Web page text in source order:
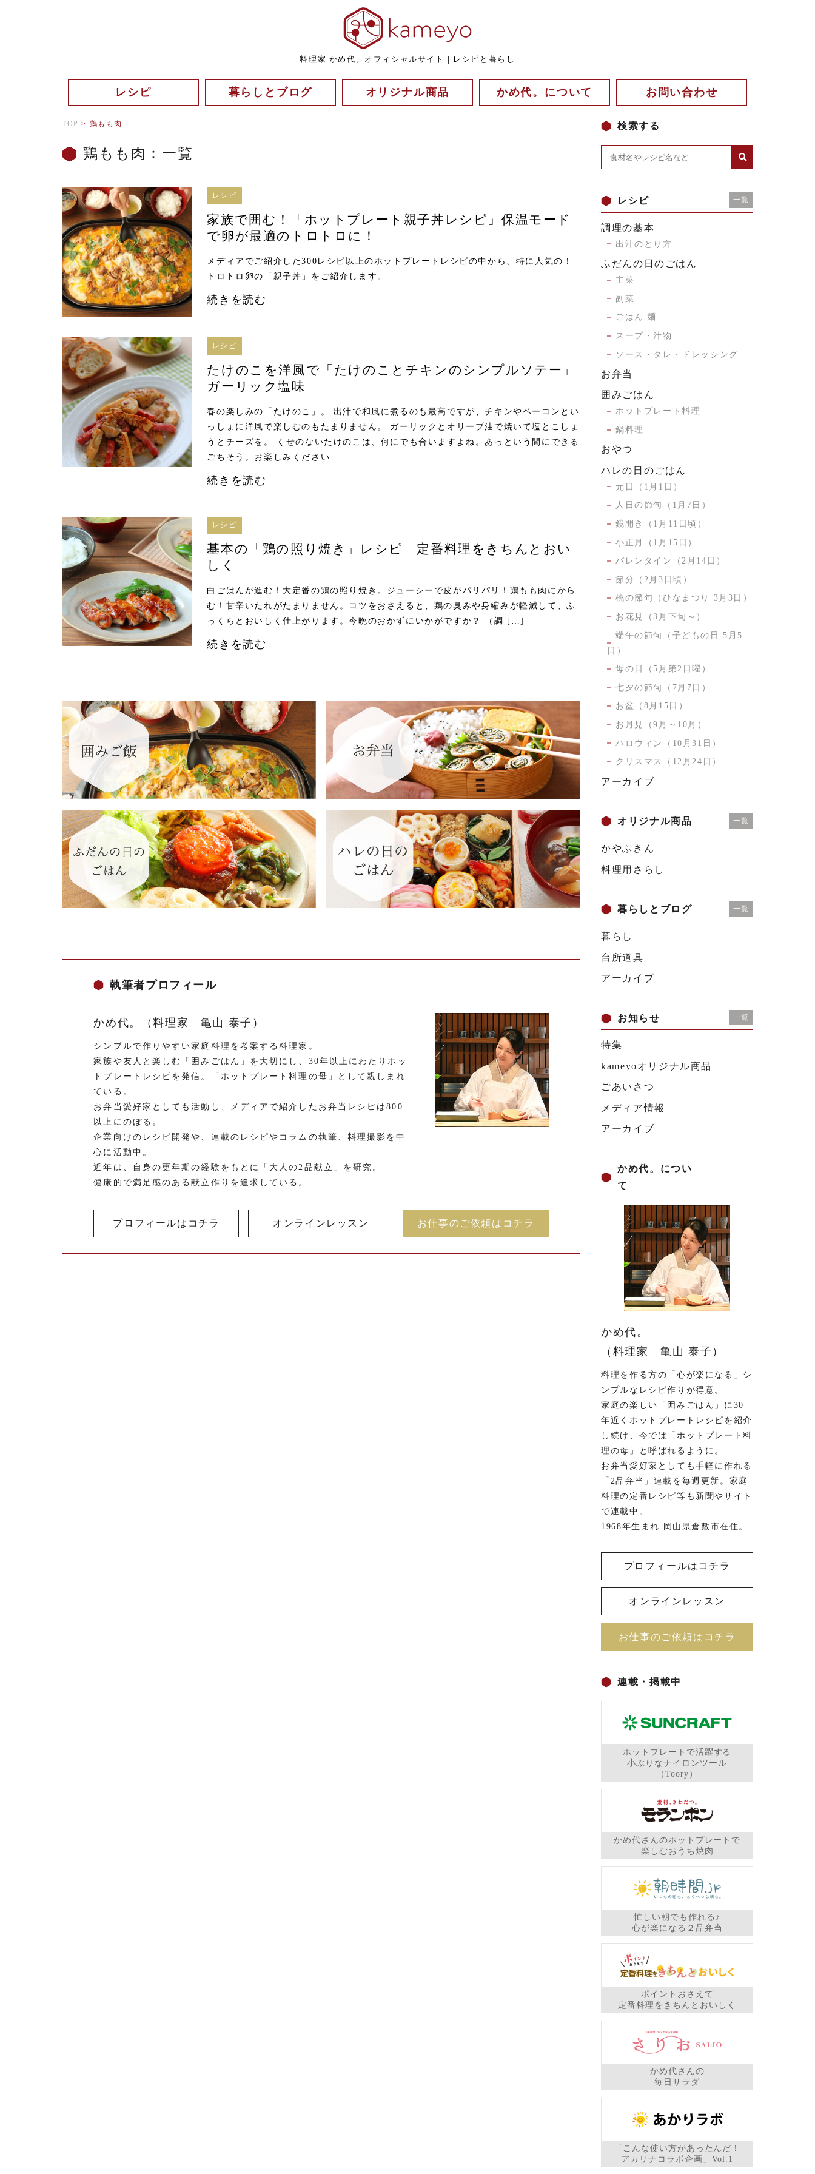
料理家 かめ代。オフィシャルサイト｜レシピと暮らし
レシピ 暮らしとブログ オリジナル商品 かめ代。について お問い合わせ
TOP > 鶏もも肉
鶏もも肉：一覧
レシピ
家族で囲む！「ホットプレート親子丼レシピ」保温モード
で卵が最適のトロトロに！
メディアでご紹介した300レシピ以上のホットプレートレシピの中から、特に人気の！
トロトロ卵の「親子丼」をご紹介します。
続きを読む
レシピ
たけのこを洋風で「たけのことチキンのシンプルソテー」
ガーリック塩味
春の楽しみの「たけのこ」。 出汁で和風に煮るのも最高ですが、チキンやベーコンとい
っしょに洋風で楽しむのもたまりません。 ガーリックとオリーブ油で焼いて塩とこしょ
うとチーズを。 くせのないたけのこは、何にでも合いますよね。あっという間にできる
ごちそう。お楽しみください
続きを読む
レシピ
基本の「鶏の照り焼き」レシピ 定番料理をきちんとおい
しく
白ごはんが進む！大定番の鶏の照り焼き。ジューシーで皮がパリパリ！鶏もも肉にから
む！甘辛いたれがたまりません。コツをおさえると、鶏の臭みや身縮みが軽減して、ふ
っくらとおいしく仕上がります。今晩のおかずにいかがですか？ （調 […]
続きを読む
執筆者プロフィール
かめ代。（料理家 亀山 泰子）
シンプルで作りやすい家庭料理を考案する料理家。
家族や友人と楽しむ「囲みごはん」を大切にし、30年以上にわたりホッ
トプレートレシピを発信。「ホットプレート料理の母」として親しまれ
ている。
お弁当愛好家としても活動し、メディアで紹介したお弁当レシピは800
以上にのぼる。
企業向けのレシピ開発や、連載のレシピやコラムの執筆、料理撮影を中
心に活動中。
近年は、自身の更年期の経験をもとに「大人の2品献立」を研究。
健康的で満足感のある献立作りを追求している。
プロフィールはコチラ オンラインレッスン お仕事のご依頼はコチラ
検索する
レシピ 一覧
調理の基本
出汁のとり方
ふだんの日のごはん
主菜
副菜
ごはん 麺
スープ・汁物
ソース・タレ・ドレッシング
お弁当
囲みごはん
ホットプレート料理
鍋料理
おやつ
ハレの日のごはん
元日（1月1日）
人日の節句（1月7日）
鏡開き（1月11日頃）
小正月（1月15日）
バレンタイン（2月14日）
節分（2月3日頃）
桃の節句（ひなまつり 3月3日）
お花見（3月下旬～）
端午の節句（子どもの日 5月5
日）
母の日（5月第2日曜）
七夕の節句（7月7日）
お盆（8月15日）
お月見（9月～10月）
ハロウィン（10月31日）
クリスマス（12月24日）
アーカイブ
オリジナル商品 一覧
かやふきん
料理用さらし
暮らしとブログ 一覧
暮らし
台所道具
アーカイブ
お知らせ 一覧
特集
kameyoオリジナル商品
ごあいさつ
メディア情報
アーカイブ
かめ代。につい
て
かめ代。
（料理家 亀山 泰子）
料理を作る方の「心が楽になる」シ
ンプルなレシピ作りが得意。
家庭の楽しい「囲みごはん」に30
年近くホットプレートレシピを紹介
し続け、今では「ホットプレート料
理の母」と呼ばれるように。
お弁当愛好家としても手軽に作れる
「2品弁当」連載を毎週更新。家庭
料理の定番レシピ等も新聞やサイト
で連載中。
1968年生まれ 岡山県倉敷市在住。
プロフィールはコチラ
オンラインレッスン
お仕事のご依頼はコチラ
連載・掲載中
ホットプレートで活躍する
小ぶりなナイロンツール
（Toory）
かめ代さんのホットプレートで
楽しむおうち焼肉
忙しい朝でも作れる♪
心が楽になる２品弁当
ポイントおさえて
定番料理をきちんとおいしく
かめ代さんの
毎日サラダ
「こんな使い方があったんだ！
アカリナコラボ企画」Vol.1